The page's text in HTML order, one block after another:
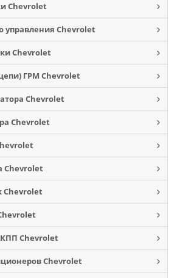
Chevrolet
управления Chevrolet
Chevrolet
ГРМ Chevrolet
Chevrolet
Chevrolet
Chevrolet
Chevrolet
Chevrolet
Chevrolet